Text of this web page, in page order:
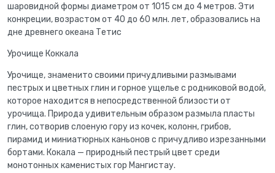
шаровидной формы диаметром от 1015 см до 4 метров. Эти
конкреции, возрастом от 40 до 60 млн. лет, образовались на
дне древнего океана Тетис
Урочище Коккала
Урочище, знаменито своими причудливыми размывами
пестрых и цветных глин и горное ущелье с родниковой водой,
которое находится в непосредственной близости от
урочища. Природа удивительным образом размыла пласты
глин, сотворив слоеную гору из кочек, колонн, грибов,
пирамид и миниатюрных каньонов с причудливо изрезанными
бортами. Кокала — природный пестрый цвет среди
монотонных каменистых гор Мангистау.